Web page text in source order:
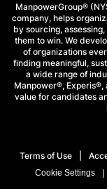
ManpowerGroup®
company, helps
by sourcing,
them to win. We
of organizations
finding meaningful,
a wide range of
Manpower®, Experis®,
value for candidates
Terms of Use
Cookie Settings